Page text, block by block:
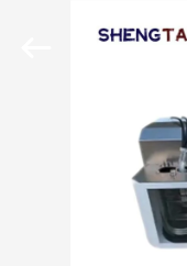
PRODUITS